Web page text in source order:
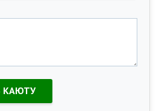
КАЮТУ